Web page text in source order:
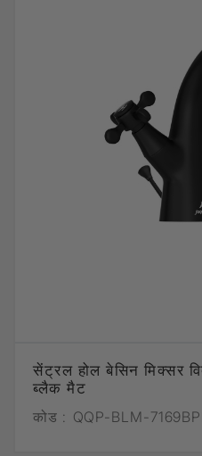
सेंट्रल होल बेसिन मिक्सर
ब्लैक मैट
कोड : QQP-BLM-